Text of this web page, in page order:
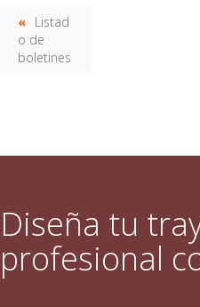
Listad
o de
boletines
Diseña tu
profesional